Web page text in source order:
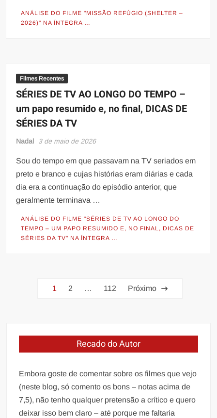
ANÁLISE DO FILME "MISSÃO REFÚGIO (SHELTER –
2026)" NA ÍNTEGRA …
Filmes Recentes
SÉRIES DE TV AO LONGO DO TEMPO –
um papo resumido e, no final, DICAS DE
SÉRIES DA TV
Nadal 3 de maio de 2026
Sou do tempo em que passavam na TV seriados em
preto e branco e cujas histórias eram diárias e cada
dia era a continuação do episódio anterior, que
geralmente terminava …
ANÁLISE DO FILME "SÉRIES DE TV AO LONGO DO
TEMPO – UM PAPO RESUMIDO E, NO FINAL, DICAS DE
SÉRIES DA TV" NA ÍNTEGRA …
Paginação
1 2 … 112 Próximo
Recado do Autor
Embora goste de comentar sobre os filmes que vejo
(neste blog, só comento os bons – notas acima de
7,5), não tenho qualquer pretensão a crítico e quero
deixar isso bem claro – até porque me faltaria